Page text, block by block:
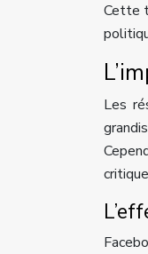
Cette
Les